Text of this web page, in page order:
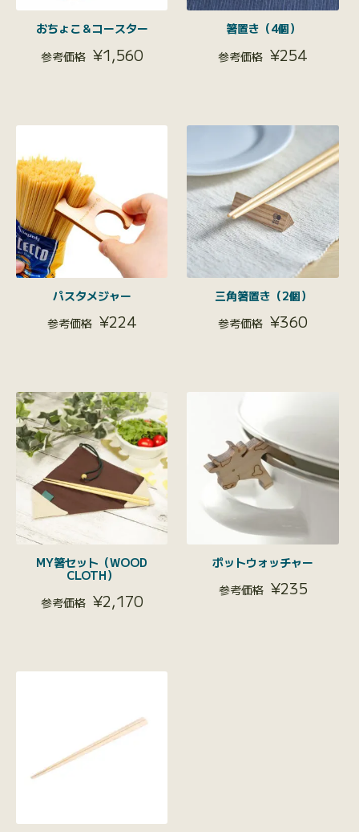
おちょこ＆コースター
¥1,560
箸置き（4個）
¥254
パスタメジャー
¥224
三角箸置き（2個）
¥360
MY箸セット（WOOD
CLOTH）
¥2,170
ポットウォッチャー
¥235